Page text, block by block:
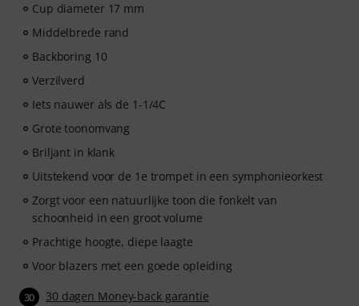
Cup diameter 17 mm
Middelbrede rand
Backboring 10
Verzilverd
Iets nauwer als de 1-1/4C
Grote toonomvang
Briljant in klank
Uitstekend voor de 1e trompet in een symphonieorkest
Zorgt voor een natuurlijke toon die fonkelt van
schoonheid in een groot volume
Prachtige hoogte, diepe laagte
Voor blazers met een goede opleiding
30 30 dagen Money-back garantie